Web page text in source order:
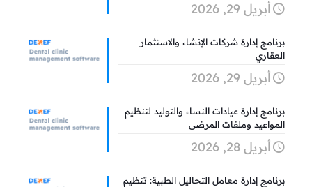
أبريل 29, 2026
برنامج إدارة شركات الإنشاء والاستثمار
العقاري
أبريل 29, 2026
برنامج إدارة عيادات النساء والتوليد لتنظيم
المواعيد وملفات المرضى
أبريل 28, 2026
برنامج إدارة معامل التحاليل الطبية: تنظيم